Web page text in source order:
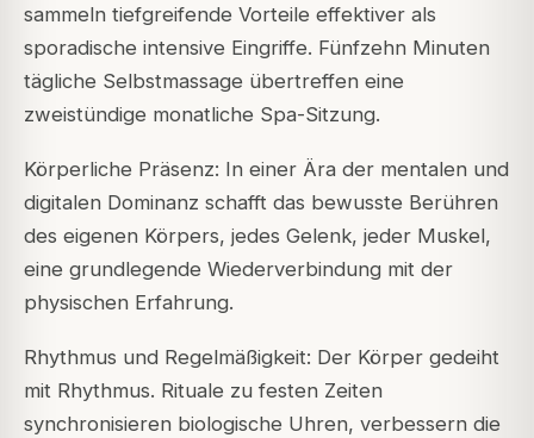
sammeln tiefgreifende Vorteile effektiver als
sporadische intensive Eingriffe. Fünfzehn Minuten
tägliche Selbstmassage übertreffen eine
zweistündige monatliche Spa-Sitzung.
Körperliche Präsenz: In einer Ära der mentalen und
digitalen Dominanz schafft das bewusste Berühren
des eigenen Körpers, jedes Gelenk, jeder Muskel,
eine grundlegende Wiederverbindung mit der
physischen Erfahrung.
Rhythmus und Regelmäßigkeit: Der Körper gedeiht
mit Rhythmus. Rituale zu festen Zeiten
synchronisieren biologische Uhren, verbessern die